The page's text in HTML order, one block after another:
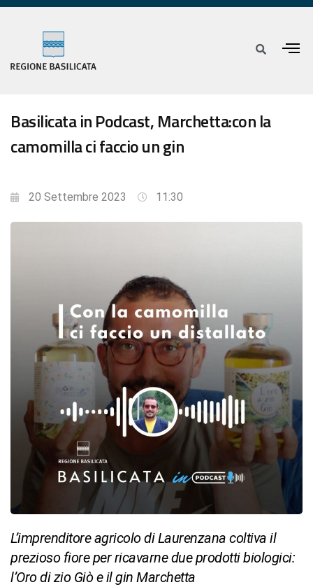
Basilicata in Podcast, Marchetta:con la
camomilla ci faccio un gin
20 Settembre 2023 11:30
L’imprenditore agricolo di Laurenzana coltiva il
prezioso fiore per ricavarne due prodotti biologici:
l’Oro di zio Giò e il gin Marchetta